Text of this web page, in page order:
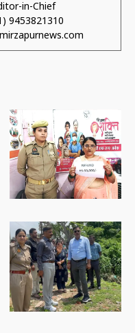
in-Chief
9453821310